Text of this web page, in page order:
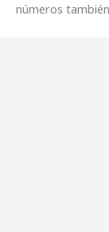
números